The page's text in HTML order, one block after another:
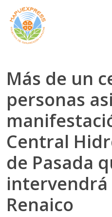
Skip
main
Más de un
personas
Central
de Pasada
intervendrá
Renaico